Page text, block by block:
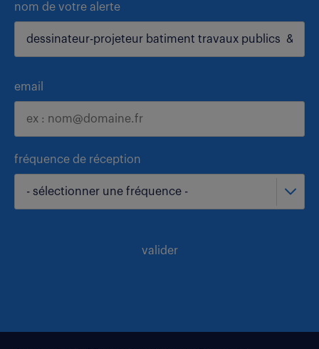
nom de votre alerte
email
fréquence de réception
- sélectionner une fréquence -
valider